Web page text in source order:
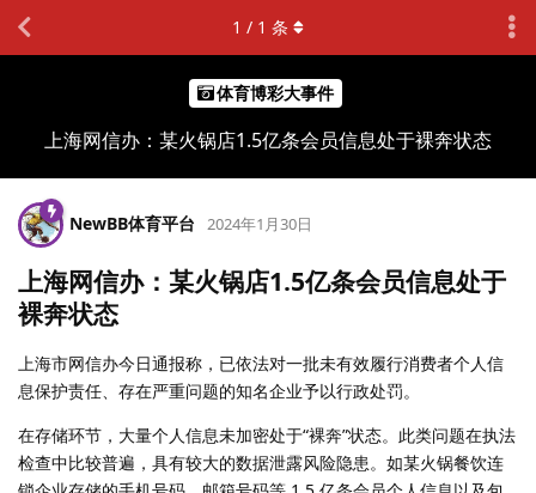
体育博彩大事件
上海网信办：某火锅店1.5亿条会员信息处于裸奔状态
1 / 1 条
NewBB体育平台 2024年1月30日
上海网信办：某火锅店1.5亿条会员信息处于
裸奔状态
上海市网信办今日通报称，已依法对一批未有效履行消费者个人信
息保护责任、存在严重问题的知名企业予以行政处罚。
在存储环节，大量个人信息未加密处于“裸奔”状态。此类问题在执法
检查中比较普遍，具有较大的数据泄露风险隐患。如某火锅餐饮连